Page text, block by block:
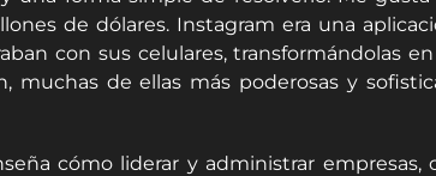
de dólares. Instagram era una
con sus celulares, transformándolas
de ellas más poderosas y
cómo liderar y administrar empresas,